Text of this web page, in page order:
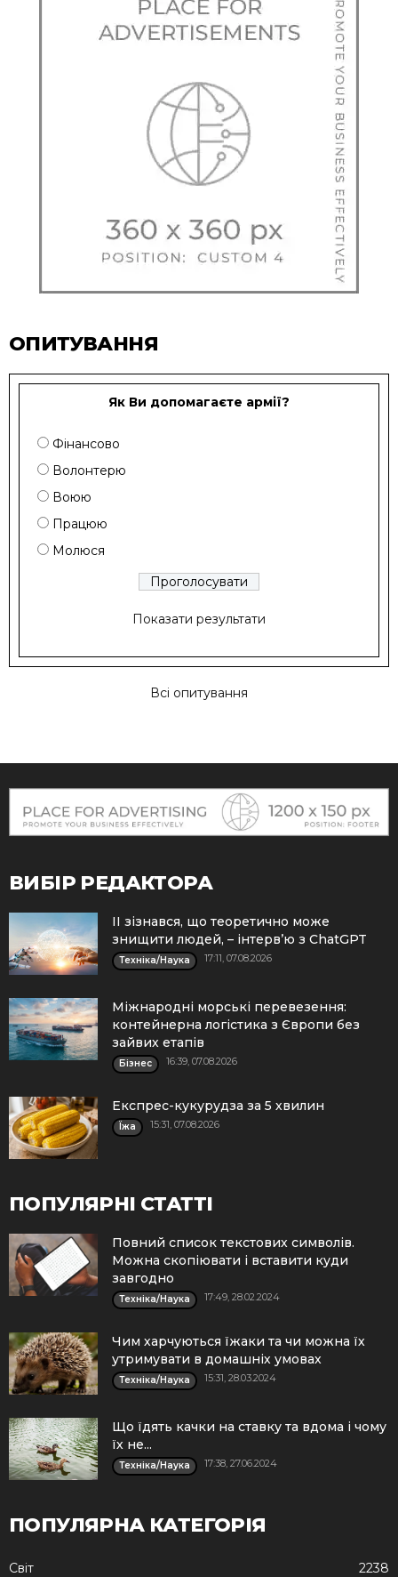
ОПИТУВАННЯ
Як Ви допомагаєте армії?
Фінансово
Волонтерю
Воюю
Працюю
Молюся
Показати результати
Всі опитування
ВИБІР РЕДАКТОРА
ІІ зізнався, що теоретично може
знищити людей, – інтерв’ю з ChatGPT
Техніка/Наука 17:11, 07.08.2026
Міжнародні морські перевезення:
контейнерна логістика з Європи без
зайвих етапів
Бізнес 16:39, 07.08.2026
Експрес-кукурудза за 5 хвилин
Їжа 15:31, 07.08.2026
ПОПУЛЯРНІ СТАТТІ
Повний список текстових символів.
Можна скопіювати і вставити куди
завгодно
Техніка/Наука 17:49, 28.02.2024
Чим харчуються їжаки та чи можна їх
утримувати в домашніх умовах
Техніка/Наука 15:31, 28.03.2024
Що їдять качки на ставку та вдома і чому
їх не...
Техніка/Наука 17:38, 27.06.2024
ПОПУЛЯРНА КАТЕГОРІЯ
Cвіт
2238